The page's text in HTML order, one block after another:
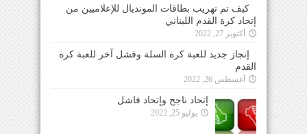
كيف تم تهريب بطاقات المونديال للإعلاميين من
إتحاد كرة القدم اللبناني
أكتوبر 27, 2022
إنجاز جديد للعبة كرة السلة وفشل آخر للعبة كرة
القدم
أغسطس 26, 2022
إتحاد ناجح وإتحاد فاشل
يوليو 25, 2022